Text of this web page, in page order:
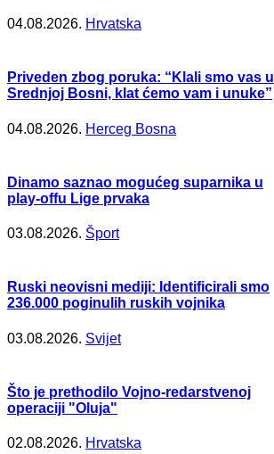
04.08.2026. Hrvatska
Priveden zbog poruka: “Klali smo vas u
Srednjoj Bosni, klat ćemo vam i unuke”
04.08.2026. Herceg Bosna
Dinamo saznao mogućeg suparnika u
play-offu Lige prvaka
03.08.2026. Šport
Ruski neovisni mediji: Identificirali smo
236.000 poginulih ruskih vojnika
03.08.2026. Svijet
Što je prethodilo Vojno-redarstvenoj
operaciji "Oluja"
02.08.2026. Hrvatska